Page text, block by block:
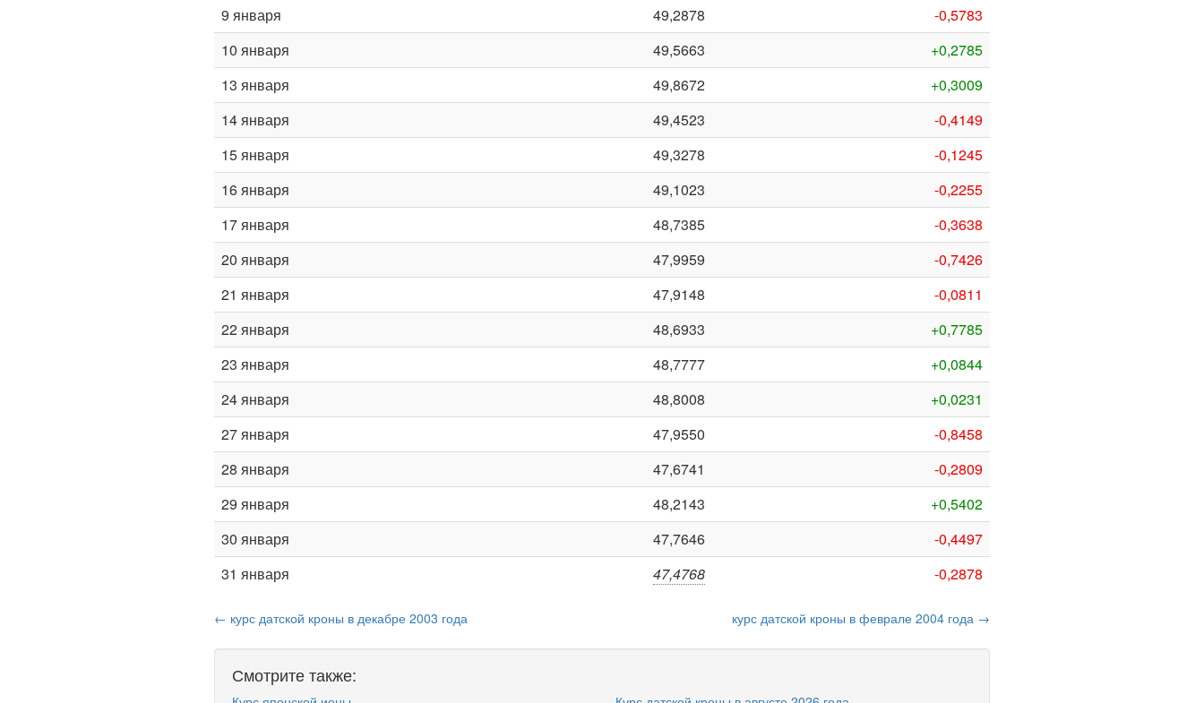
9 января
49,2878
-0,5783
10 января
49,5663
+0,2785
13 января
49,8672
+0,3009
14 января
49,4523
-0,4149
15 января
49,3278
-0,1245
16 января
49,1023
-0,2255
17 января
48,7385
-0,3638
20 января
47,9959
-0,7426
21 января
47,9148
-0,0811
22 января
48,6933
+0,7785
23 января
48,7777
+0,0844
24 января
48,8008
+0,0231
27 января
47,9550
-0,8458
28 января
47,6741
-0,2809
29 января
48,2143
+0,5402
30 января
47,7646
-0,4497
31 января
47,4768 -0,2878
← курс датской кроны в декабре 2003 года курс датской кроны в феврале 2004 года →
Смотрите также: